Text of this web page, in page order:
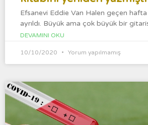
Efsanevi Eddie Van Halen geçen hafta
ayrıldı. Büyük ama çok büyük bir
DEVAMINI OKU
10/10/2020 Yorum yapılmamış